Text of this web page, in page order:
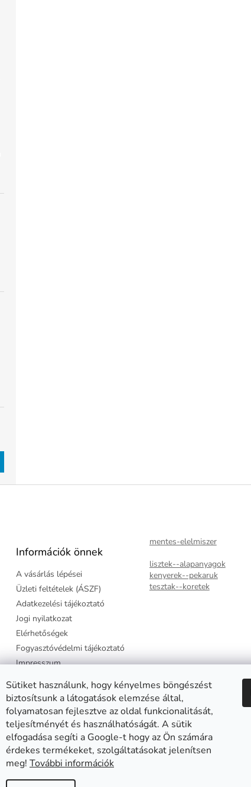
Sütiket használunk, hogy kényelmes böngészést
biztosítsunk a látogatások elemzése által,
folyamatosan fejlesztve az oldal funkcionalitását,
teljesítményét és használhatóságát. A sütik
elfogadása segíti a Google-t hogy az Ön számára
érdekes termékeket, szolgáltatásokat jelenítsen
meg! További információk
Információk önnek
A vásárlás lépései
Üzleti feltételek (ÁSZF)
Adatkezelési tájékoztató
Jogi nyilatkozat
Elérhetőségek
Fogyasztóvédelmi tájékoztató
Impresszum
Szállítási garancia
mentes-elelmiszer
lisztek--alapanyagok
kenyerek--pekaruk
tesztak--koretek
Abonett